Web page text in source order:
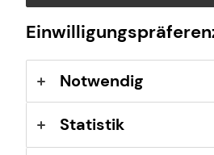
Das ist tecis
Wir sind tecis, die
und begleiten dich auf deinem
Notwendig
Statistik